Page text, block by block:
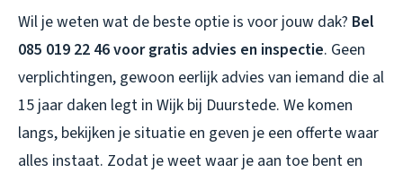
Wil je weten wat de beste optie is voor jouw dak? Bel
085 019 22 46 voor gratis advies en inspectie. Geen
verplichtingen, gewoon eerlijk advies van iemand die al
15 jaar daken legt in Wijk bij Duurstede. We komen
langs, bekijken je situatie en geven je een offerte waar
alles instaat. Zodat je weet waar je aan toe bent en